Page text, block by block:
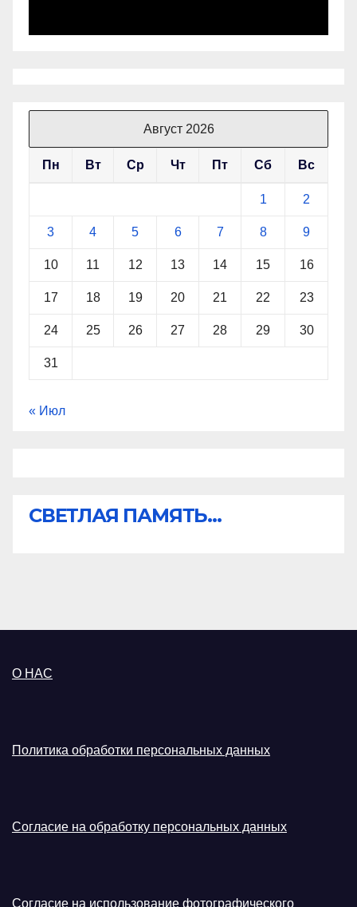
Август 2026
Пн Вт Ср Чт Пт Сб Вс
1 2
3 4 5 6 7 8 9
10 11 12 13 14 15 16
17 18 19 20 21 22 23
24 25 26 27 28 29 30
31
« Июл
СВЕТЛАЯ ПАМЯТЬ...
О НАС
Политика обработки персональных данных
Согласие на обработку персональных данных
Согласие на использование фотографического